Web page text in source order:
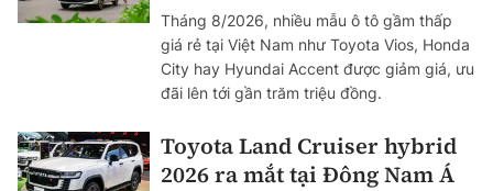
Tháng 8/2026, nhiều mẫu ô tô gầm thấp
giá rẻ tại Việt Nam như Toyota Vios, Honda
City hay Hyundai Accent được giảm giá, ưu
đãi lên tới gần trăm triệu đồng.
Toyota Land Cruiser hybrid
2026 ra mắt tại Đông Nam Á